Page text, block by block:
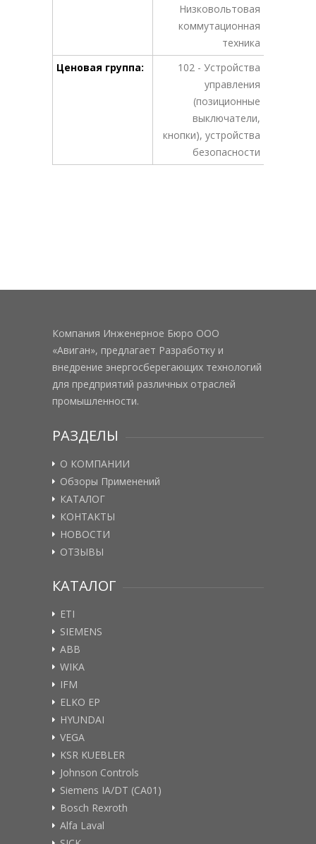
Низковольтовая
коммутационная
техника
Ценовая группа:
102 - Устройства
управления
(позиционные
выключатели,
кнопки), устройства
безопасности
Компания Инженерное Бюро ООО
«Авиган», предлагает Разработку и
внедрение энергосберегающих технологий
для предприятий различных отраслей
промышленности.
РАЗДЕЛЫ
О КОМПАНИИ
Обзоры Применений
КАТАЛОГ
КОНТАКТЫ
НОВОСТИ
ОТЗЫВЫ
КАТАЛОГ
ETI
SIEMENS
ABB
WIKA
IFM
ELKO EP
HYUNDAI
VEGA
KSR KUEBLER
Johnson Controls
Siemens IA/DT (CA01)
Bosch Rexroth
Alfa Laval